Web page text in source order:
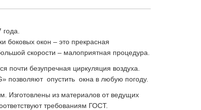
боковых окон – это прекрасная
скорости – малоприятная процедура.
почти безупречная циркуляция воздуха.
позволяют опустить окна в любую погоду.
Изготовлены из материалов от ведущих
требованиям ГОСТ.